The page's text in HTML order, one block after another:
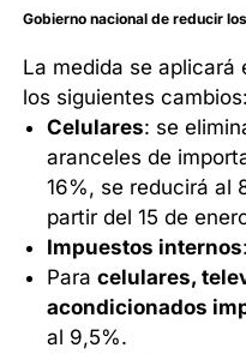
Gobierno nacional de reducir
La medida se aplicará
los siguientes cambios:
Celulares: se
aranceles de
16%, se reducirá al
partir del 15 de
Impuestos internos:
Paracelulares,
acondicionados
al 9,5%.